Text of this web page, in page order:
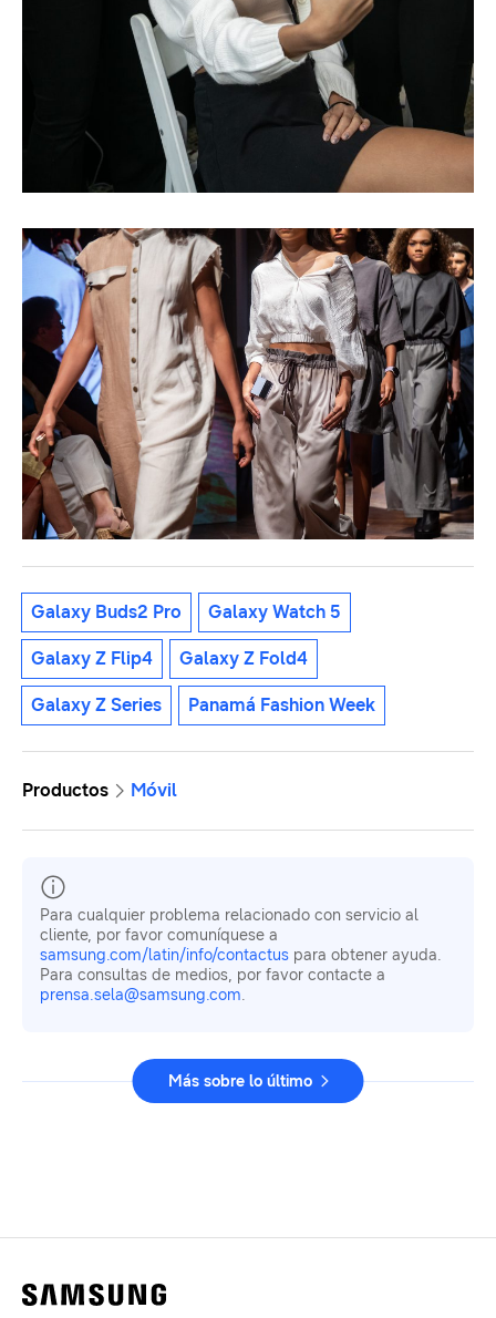
Galaxy Buds2 Pro Galaxy Watch 5
Galaxy Z Flip4 Galaxy Z Fold4
Galaxy Z Series Panamá Fashion Week
Productos Móvil
Para cualquier problema relacionado con servicio al
cliente, por favor comuníquese a
samsung.com/latin/info/contactus para obtener ayuda.
Para consultas de medios, por favor contacte a
prensa.sela@samsung.com.
Más sobre lo último